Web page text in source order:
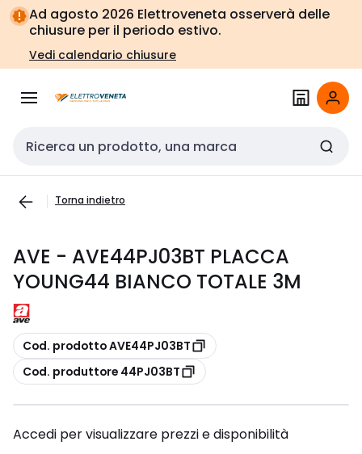
Vai alla
navigazione
Vai
alla
pagina
Ad agosto 2026 Elettroveneta osserverà delle
chiusure per il periodo estivo.
Vedi calendario chiusure
Cerca input
Torna indietro
AVE - AVE44PJ03BT PLACCA
YOUNG44 BIANCO TOTALE 3M
copia
Cod. prodotto AVE44PJ03BT
copia
Cod. produttore 44PJ03BT
Accedi per visualizzare prezzi e disponibilità